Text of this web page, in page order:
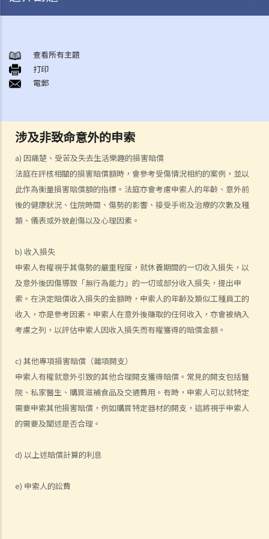
涉及非致命意外的申索
a) 因痛楚、受苦及失去生活樂趣的損害賠償
法庭在評核相關的損害賠償額時，會參考受傷情況相約的案例，並以
此作為衡量損害賠償額的指標。法庭亦會考慮申索人的年齡、意外前
後的健康狀況、住院時間、傷勢的影響、接受手術及治療的次數及種
類、儀表或外貌創傷以及心理因素。
b) 收入損失
申索人有權視乎其傷勢的嚴重程度，就休養期間的一切收入損失，以
及意外後因傷導致「無行為能力」的一切或部分收入損失，提出申
索。在決定賠償收入損失的金額時，申索人的年齡及類似工種員工的
收入，亦是參考因素。申索人在意外後賺取的任何收入，亦會被納入
考慮之列，以評估申索人因收入損失而有權獲得的賠償金額。
c) 其他專項損害賠償（雜項開支）
申索人有權就意外引致的其他合理開支獲得賠償。常見的開支包括醫
院、私家醫生、購買滋補食品及交通費用。有時，申索人可以就特定
需要申索其他損害賠償，例如購買特定器材的開支，這將視乎申索人
的需要及闡述是否合理。
d) 以上述賠償計算的利息
e) 申索人的訟費
A. 火葬
B. 骨灰安置所（靈灰安置所）
C. 土葬
E. 骨灰撒海
F. 遺體／骨殖／骨灰出入香港
人身傷亡
傷者本人
何謂「人身傷害」？
我受傷後，何時可提出申索？
如何就人身傷害提出申索？
1. 申索信（原告人）及建設性的答覆（被告人）
2. 傳訊令狀
3. 申索陳述書
4. 損害賠償陳述書
5. 抗辯書
7. 屬實申述
8. 委託專家擬備報告的守則
9. 核對表評檢及案件管理問卷
10. 案件管理會議
11. 審訊前的覆核
就人身傷害提出申索，會取得多少賠償？
涉及非致命意外的申索
查看所有主題
打印
電郵